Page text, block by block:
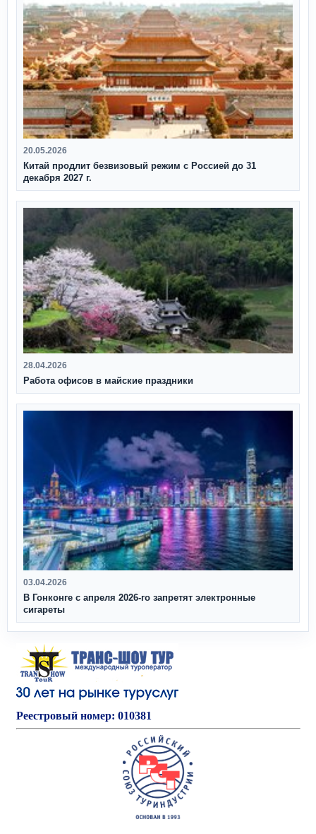
20.05.2026
Китай продлит безвизовый режим с Россией до 31
декабря 2027 г.
28.04.2026
Работа офисов в майские праздники
03.04.2026
В Гонконге с апреля 2026‑го запретят электронные
сигареты
Реестровый номер: 010381